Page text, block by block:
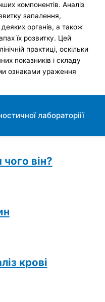
компонентів. Аналіз
запалення,
органів, а також
їх розвитку. Цей
практиці, оскільки
показників і складу
ознаками ураження
лабораторіії
він?
крові